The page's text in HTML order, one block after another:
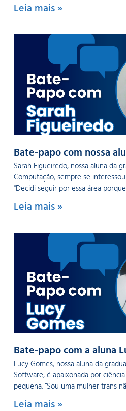
Leia mais »
Bate-papo com nossa
Sarah Figueiredo, nossa aluna da
Computação, sempre se
“Decidi seguir por essa área
Leia mais »
Bate-papo com a aluna
Lucy Gomes, nossa aluna da
Software, é apaixonada por
pequena. “Sou uma mulher trans
Leia mais »